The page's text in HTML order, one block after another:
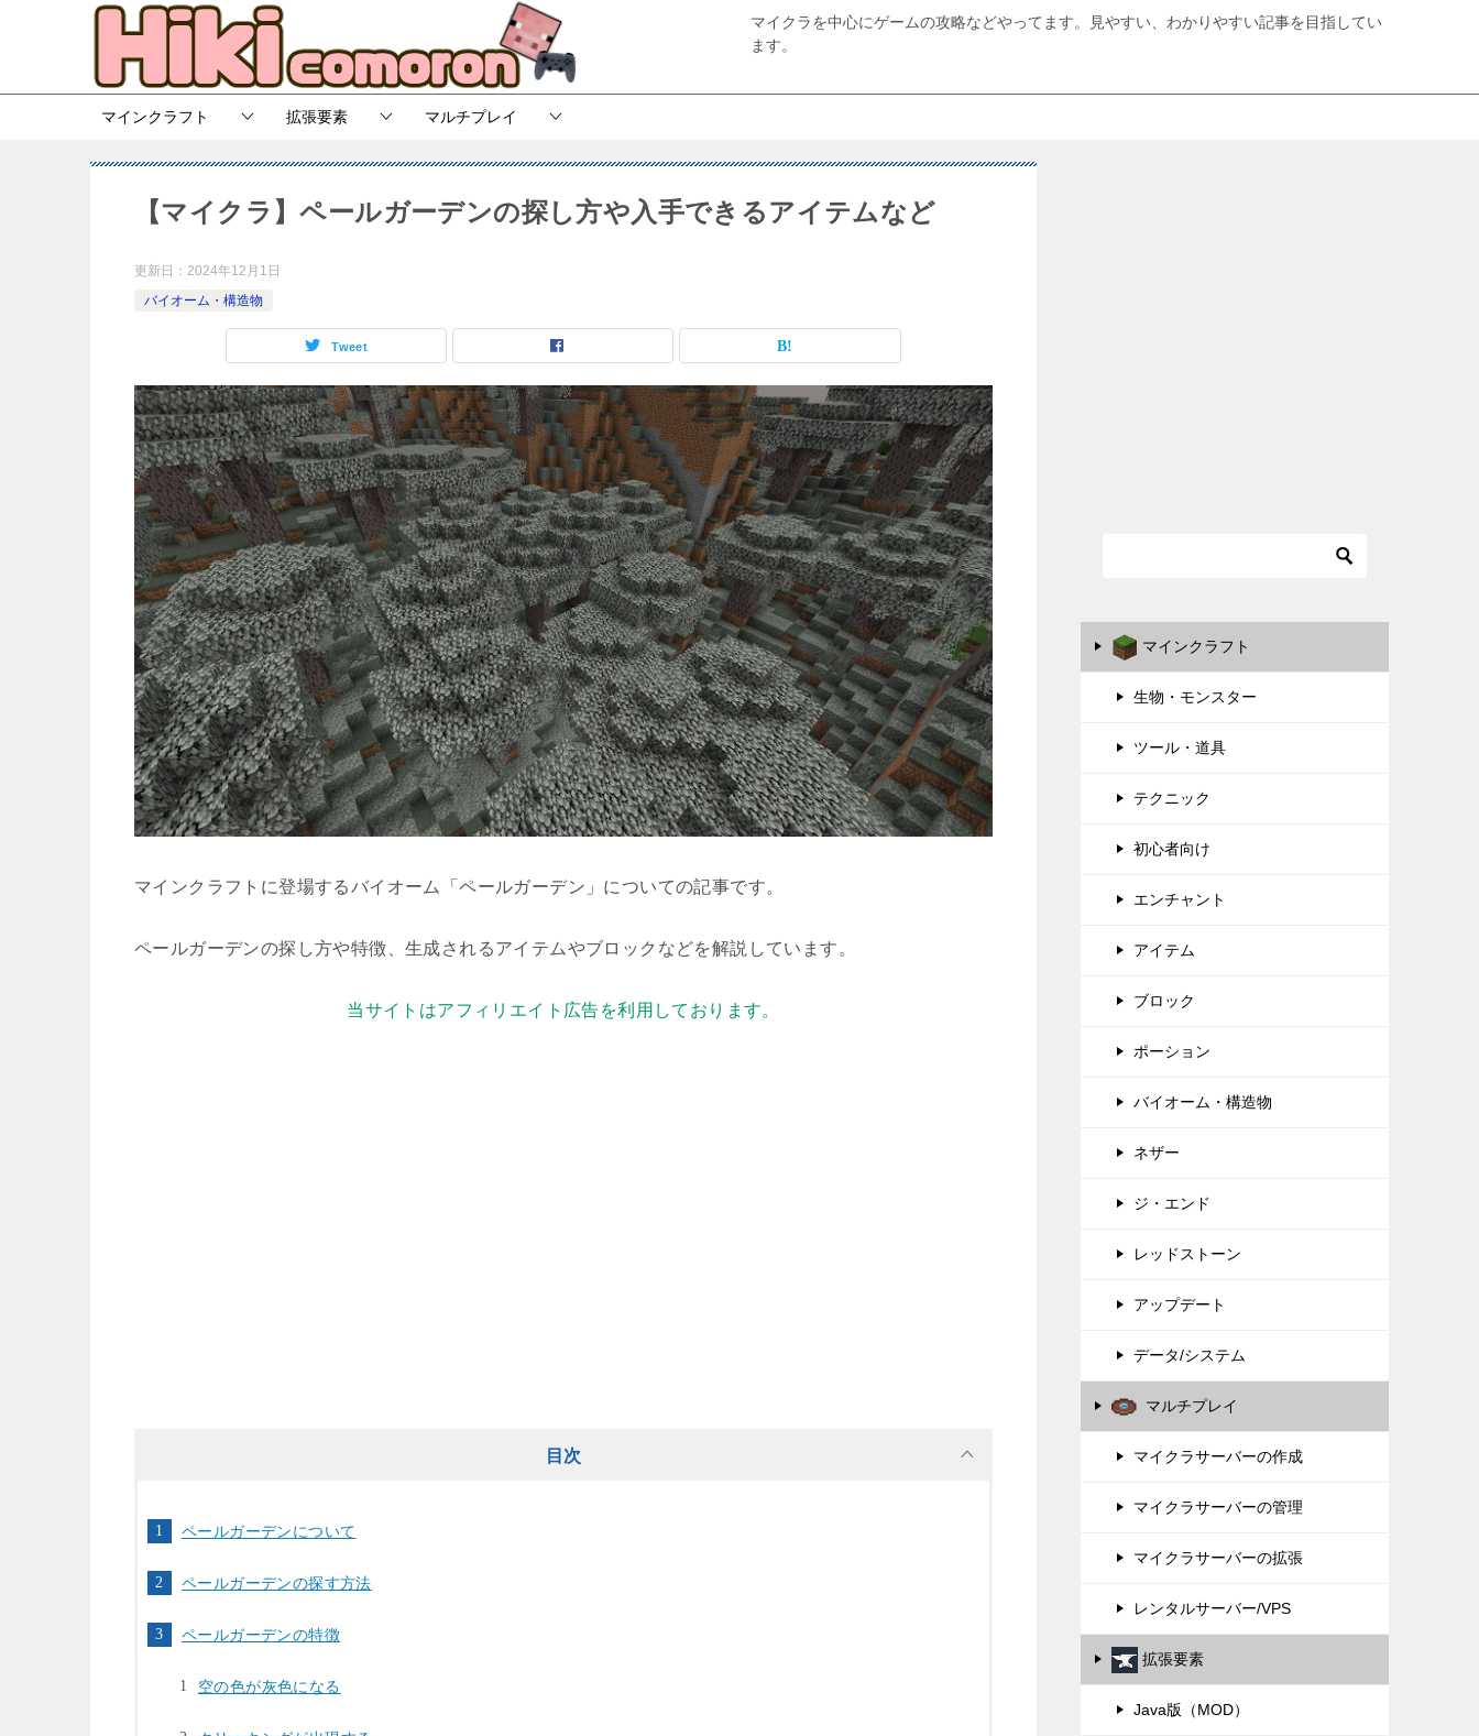
マイクラを中心にゲームの攻略などやってます。見やすい、わかりやすい記事を目指してい
ます。
マインクラフト 拡張要素 マルチプレイ
【マイクラ】ペールガーデンの探し方や入手できるアイテムなど
更新日： 2024年12月1日
バイオーム・構造物
Tweet
マインクラフトに登場するバイオーム「ペールガーデン」についての記事です。
ペールガーデンの探し方や特徴、生成されるアイテムやブロックなどを解説しています。
当サイトはアフィリエイト広告を利用しております。
目次
ペールガーデンについて
ペールガーデンの探す方法
ペールガーデンの特徴
空の色が灰色になる
マインクラフト
生物・モンスター
ツール・道具
テクニック
初心者向け
エンチャント
アイテム
ブロック
ポーション
バイオーム・構造物
ネザー
ジ・エンド
レッドストーン
アップデート
データ/システム
マルチプレイ
マイクラサーバーの作成
マイクラサーバーの管理
マイクラサーバーの拡張
レンタルサーバー/VPS
拡張要素
Java版（MOD）